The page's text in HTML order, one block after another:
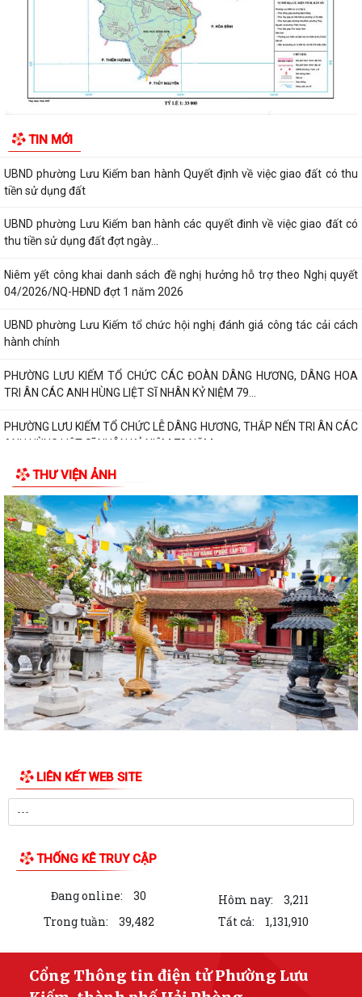
TIN MỚI
THUẾ CƠ SỞ 1 THÀNH PHỐ HẢI PHÒNG HƯỚNG DẪN KÊ KHAI THÔNG
BÁO DOANH THU 6 THÁNG ĐẦU NĂM ĐỐI VỚI HỘ...
CÔNG AN PHƯỜNG LƯU KIẾM HƯỞNG ỨNG THAM GIA CUỘC THI SÁNG
TẠO VIDEO CLIP "TỔ QUỐC BÌNH YÊN"
dịch trên địa bàn phường Lưu Kiếm
UBND phường Lưu Kiếm ban hành Quyết định về việc giao đất có thu
tiền sử dụng đất
UBND phường Lưu Kiếm ban hành các quyết đinh về việc giao đất có
thu tiền sử dụng đất đợt ngày...
Niêm yết công khai danh sách đề nghị hưởng hỗ trợ theo Nghị quyết
04/2026/NQ-HĐND đợt 1 năm 2026
UBND phường Lưu Kiếm tổ chức hội nghị đánh giá công tác cải cách
hành chính
PHƯỜNG LƯU KIẾM TỔ CHỨC CÁC ĐOÀN DÂNG HƯƠNG, DÂNG HOA
TRI ÂN CÁC ANH HÙNG LIỆT SĨ NHÂN KỶ NIỆM 79...
PHƯỜNG LƯU KIẾM TỔ CHỨC LỄ DÂNG HƯƠNG, THẮP NẾN TRI ÂN CÁC
ANH HÙNG LIỆT SĨ NHÂN KỶ NIỆM 79 NĂM...
QUY ĐỊNH SỐ 208-QĐ/TW VỀ THI HÀNH ĐIỀU LỆ ĐẢNG
Báo Đại biểu nhân dân đưa tin: Phường Lưu Kiếm triển khai “Kỳ họp số”
nâng cao hiệu quả hoạt động...
UBND phường Lưu Kiếm ban hành Kế hoạch Triển khai các hoạt động
thông tin, truyền thông y tế trên...
UBND phường Lưu Kiếm thông báo Về việc niêm yết công khai kết quả
kiểm tra hồ sơ đăng ký, cấp Giấy...
Kế hoạch Tuyên truyền Hội nghị công bố các Quyết định của Thủ tướng
Chính phủ về Khu kinh tế và...
Thuế cơ sở 4 thành phố Hải Phòng tuyên truyền nội dung về Thông tư
89/2026/TT-BTC ngày 30/6/2026...
LỆ GIỮA NĂM 2026)
HĐND phường Lưu Kiếm ban hành các Nghị quyết mới
tra hồ sơ đăng ký, cấp Giấy chứng...
Số hoá tại Trung tâm Phục vụ hành chính công phường Lưu Kiếm
UBND phường Lưu Kiếm thông báo niêm yết công khai hồ sơ đề nghị
Thông báo công khai công khai số điện thoại đường dây nóng và trang
THƯ VIỆN ẢNH
LIÊN KẾT WEB SITE
THỐNG KÊ TRUY CẬP
Đang online: 30 Hôm nay:
3,211
Trong tuần:
39,482 Tất cả: 1,131,910
Cổng Thông tin điện tử Phường Lưu